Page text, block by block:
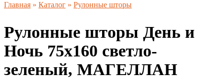
Главная » Каталог » Рулонные шторы
Рулонные шторы День и
Ночь 75х160 светло-
зеленый, МАГЕЛЛАН